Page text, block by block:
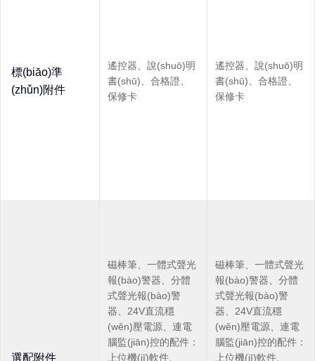
標(biāo)準
(zhǔn)附件
選配附件
遙控器、說(shuō)明
書(shū)、合格證、
保修卡
磁棒筆、一體式聲光
報(bào)警器、分體
式聲光報(bào)警
器、24V直流穩
(wěn)壓電源、連電
腦監(jiān)控的配件：
上位機(jī)軟件、
遙控器、說(shuō)明
書(shū)、合格證、
保修卡
磁棒筆、一體式聲光
報(bào)警器、分體
式聲光報(bào)警
器、24V直流穩
(wěn)壓電源、連電
腦監(jiān)控的配件：
上位機(jī)軟件、